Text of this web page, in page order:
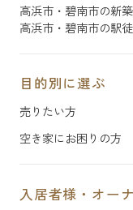
高浜市・碧南市の新築
高浜市・碧南市の駅
目的別に選ぶ
売りたい方
空き家にお困りの方
入居者様・オー